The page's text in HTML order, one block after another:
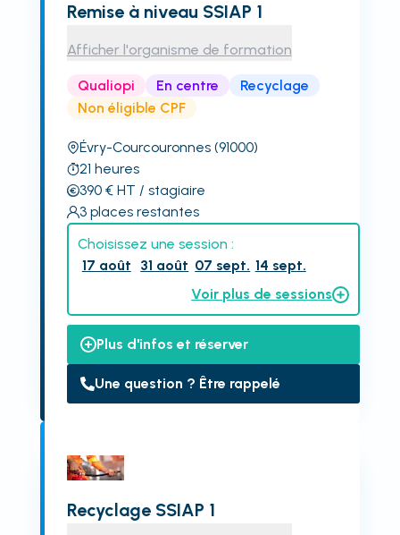
Remise à niveau SSIAP 1
Afficher l'organisme de formation
Qualiopi En centre
Recyclage
Non éligible CPF
Évry-Courcouronnes (91000)
21 heures
390€ HT / stagiaire
3 places restantes
Choisissez une session :
17 août
31 août 07 sept. 14 sept.
Voir plus de sessions
Plus d'infos et réserver
Une question ? Être rappelé
Recyclage SSIAP 1